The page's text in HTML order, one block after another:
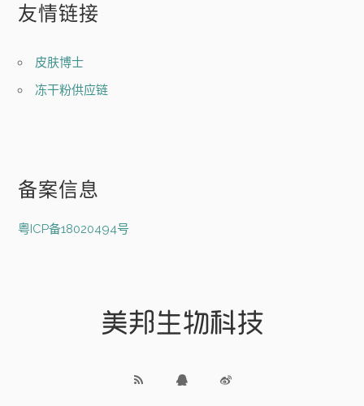
友情链接
皮肤博士
冻干粉供应链
备案信息
粤ICP备18020494号